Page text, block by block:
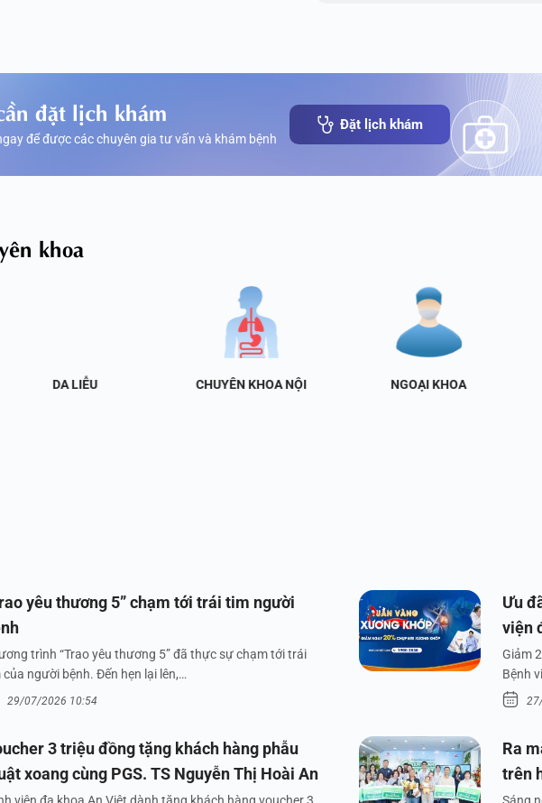
đặt lịch khám
để được các chuyên gia tư vấn và khám bệnh
Đặt lịch khám
khoa
DA LIỄU CHUYÊN KHOA NỘI NGOẠI KHOA
yêu thương 5” chạm tới trái tim người
trình “Trao yêu thương 5” đã thực sự chạm tới trái
của người bệnh. Đến hẹn lại lên,…
29/07/2026 10:54
Ưu
viện
Giảm
Bệnh
3 triệu đồng tặng khách hàng phẫu
xoang cùng PGS. TS Nguyễn Thị Hoài An
Ra
trên